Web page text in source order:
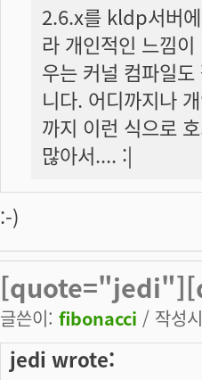
2.6.x를 kldp서버
라 개인적인 느낌
우는 커널 컴파일
니다. 어디까지나
까지 이런 식으로
많아서.... :|
:-)
글쓴이: fibonacci / 작성
jedi wrote: